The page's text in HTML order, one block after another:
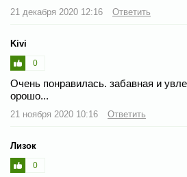
21 декабря 2020 12:16 Ответить
Kivi
0
Очень понравилась. забавная и
орошо...
21 ноября 2020 10:16 Ответить
Лизок
0